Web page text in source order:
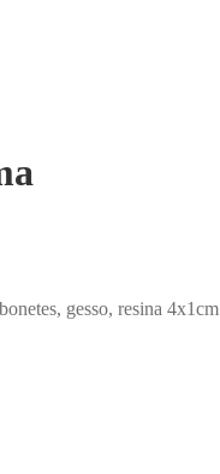
gesso, resina 4x1cm